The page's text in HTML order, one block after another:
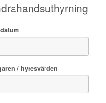
/ hyresvärden